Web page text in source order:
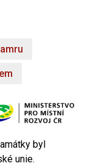
byl
unie.